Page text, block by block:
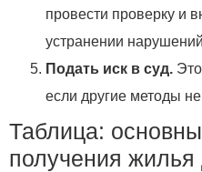
провести проверку и
устранении
Подать иск в суд.
если другие методы
Таблица:
получения жилья